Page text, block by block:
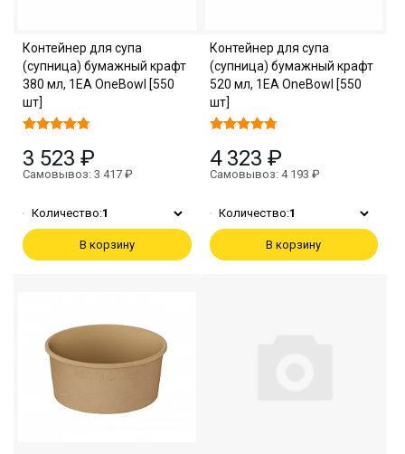
Контейнер для супа
(супница) бумажный крафт
380 мл, 1EA OneBowl [550
шт]
3 523 ₽
Самовывоз: 3 417 ₽
Количество:1
В корзину
Контейнер для супа
(супница) бумажный крафт
520 мл, 1EA OneBowl [550
шт]
4 323 ₽
Самовывоз: 4 193 ₽
Количество:1
В корзину